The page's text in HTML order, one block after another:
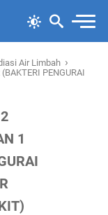
Air Limbah ›
PENGURAI
1